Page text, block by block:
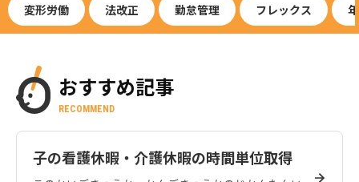
変形労働 法改正 勤怠管理 フレックス
おすすめ記事
RECOMMEND
子の看護休暇・介護休暇の時間単位取得